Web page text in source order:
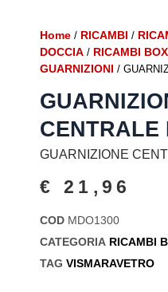
Home / RICAMBI /
DOCCIA / RICAMBI
GUARNIZIONI /
CENTRALE
GUARNIZIONE
€ 21,96
COD MDO1300
CATEGORIA RICAMBI
TAG VISMARAVETRO